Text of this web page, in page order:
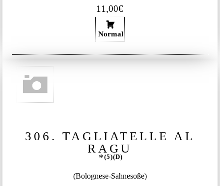
11,00€
Normal
306. TAGLIATELLE AL
RAGU
5 D
(Bolognese-Sahnesoße)